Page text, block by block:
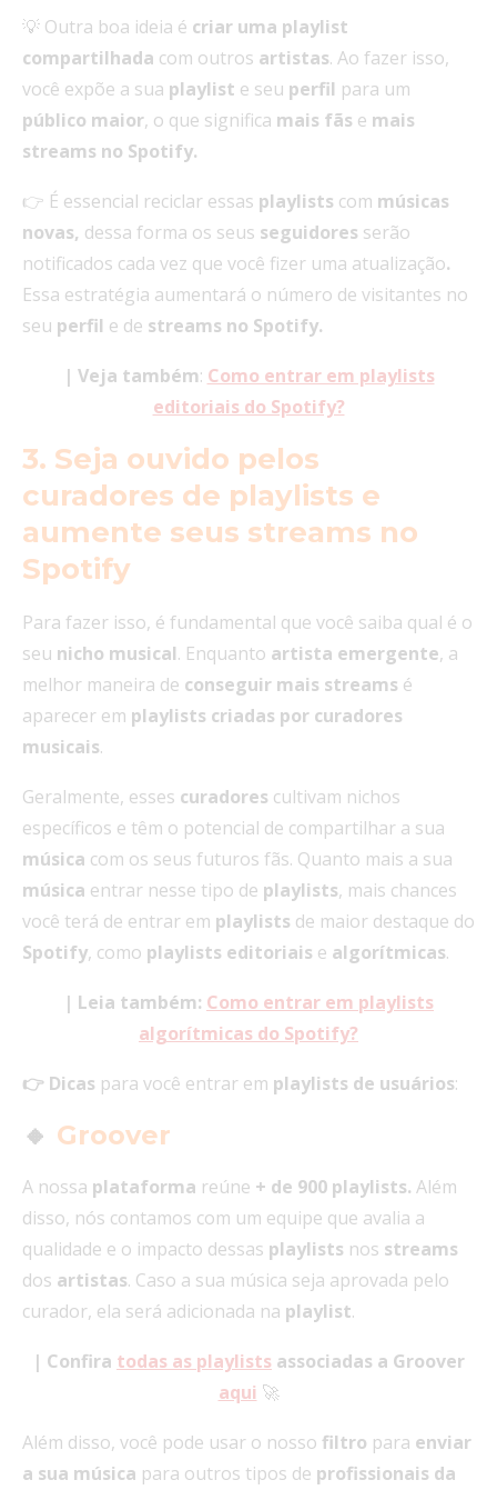
💡 Outra boa ideia é criar uma playlist
compartilhada com outros artistas. Ao fazer isso,
você expõe a sua playlist e seu perfil para um
público maior, o que significa mais fãs e mais
streams no Spotify.
👉 É essencial reciclar essas playlists com músicas
novas, dessa forma os seus seguidores serão
notificados cada vez que você fizer uma atualização.
Essa estratégia aumentará o número de visitantes no
seu perfil e de streams no Spotify.
| Veja também: Como entrar em playlists
editoriais do Spotify?
3. Seja ouvido pelos
curadores de playlists e
aumente seus streams no
Spotify
Para fazer isso, é fundamental que você saiba qual é o
seu nicho musical. Enquanto artista emergente, a
melhor maneira de conseguir mais streams é
aparecer em playlists criadas por curadores
musicais.
Geralmente, esses curadores cultivam nichos
específicos e têm o potencial de compartilhar a sua
música com os seus futuros fãs. Quanto mais a sua
música entrar nesse tipo de playlists, mais chances
você terá de entrar em playlists de maior destaque do
Spotify, como playlists editoriais e algorítmicas.
| Leia também: Como entrar em playlists
algorítmicas do Spotify?
👉 Dicas para você entrar em playlists de usuários:
🔸 Groover
A nossa plataforma reúne + de 900 playlists. Além
disso, nós contamos com um equipe que avalia a
qualidade e o impacto dessas playlists nos streams
dos artistas. Caso a sua música seja aprovada pelo
curador, ela será adicionada na playlist.
| Confira todas as playlists associadas a Groover
aqui 🚀
Além disso, você pode usar o nosso filtro para enviar
a sua música para outros tipos de profissionais da